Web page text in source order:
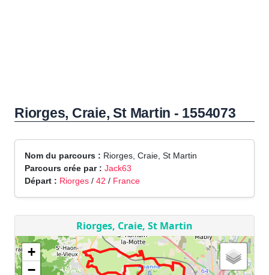
Riorges, Craie, St Martin - 1554073
Nom du parcours : Riorges, Craie, St Martin
Parcours crée par : Jack63
Départ : Riorges / 42 / France